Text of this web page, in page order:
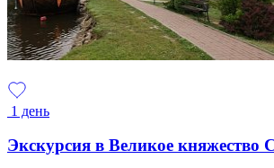
1 день
Экскурсия в Великое княжество